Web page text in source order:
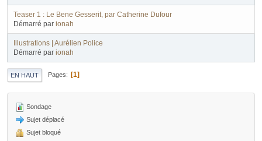
Teaser 1 : Le Bene Gesserit, par Catherine Dufour
Démarré par ionah
Illustrations | Aurélien Police
Démarré par ionah
EN HAUT Pages 1
Sondage
Sujet déplacé
Sujet bloqué